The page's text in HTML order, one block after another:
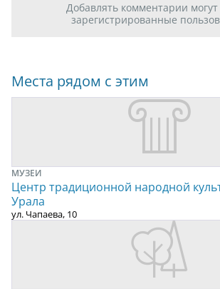
Добавлять комментарии могут
зарегистрированные
Места рядом с этим
МУЗЕИ
Центр традиционной народной
Урала
ул. Чапаева, 10